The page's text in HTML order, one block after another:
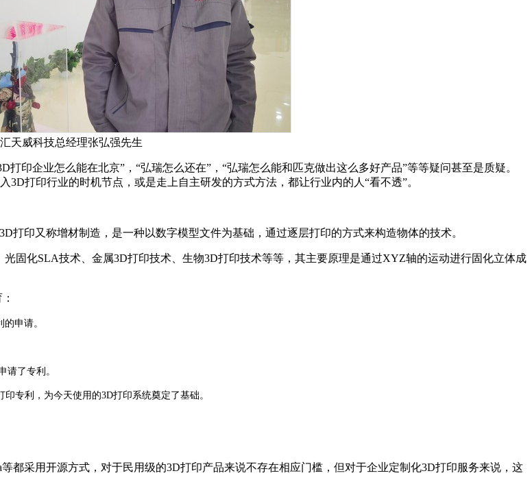
汇天威科技总经理张弘强先生
印企业怎么能在北京”，“弘瑞怎么还在”，“弘瑞怎么能和匹克做出这么多好产品”等等疑问甚至是质疑。
打印行业的时机节点，或是走上自主研发的方式方法，都让行业内的人“看不透”。
印又称增材制造，是一种以数字模型文件为基础，通过逐层打印的方式来构造物体的技术。
固化SLA技术、金属3D打印技术、生物3D打印技术等等，其主要原理是通过XYZ轴的运动进行固化立体成
申请。
请了专利。
专利，为今天使用的3D打印系统奠定了基础。
等都采用开源方式，对于民用级的3D打印产品来说不存在相应门槛，但对于企业定制化3D打印服务来说，这